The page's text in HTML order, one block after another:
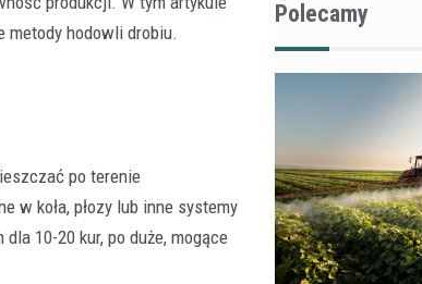
metody hodowli drobiu.
po terenie
w koła, płozy lub inne systemy
10-20 kur, po duże, mogące
Polecamy